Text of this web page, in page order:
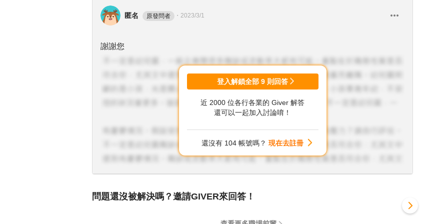
匿名 原發問者 ・ 2023/3/1
謝謝您
登入解鎖全部 9 則回答
近 2000 位各行各業的 Giver 解答
還可以一起加入討論唷！
還沒有 104 帳號嗎？ 現在去註冊
問題還沒被解決嗎？邀請GIVER來回答！